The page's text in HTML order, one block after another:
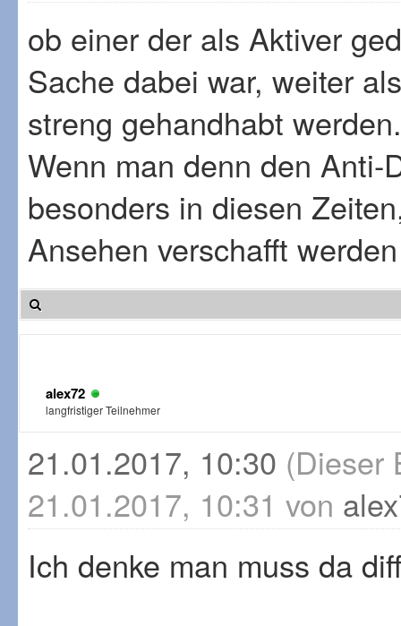
ob einer der als Aktiver
Sache dabei war, weiter
streng gehandhabt werden.
Wenn man denn den
besonders in diesen
Ansehen verschafft
alex72
langfristiger Teilnehmer
21.01.2017, 10:30 (Dieser
21.01.2017, 10:31 von
Ich denke man muss da